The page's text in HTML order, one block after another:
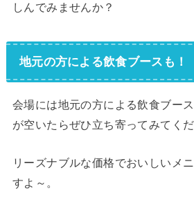
しんでみませんか？
地元の方による飲食ブースも！
会場には地元の方による飲食ブー
が空いたらぜひ立ち寄ってみてく
リーズナブルな価格でおいしいメ
すよ～。